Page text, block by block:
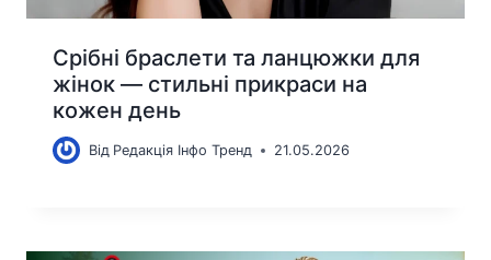
Срібні браслети та ланцюжки для
жінок — стильні прикраси на
кожен день
Від Редакція Інфо Тренд 21.05.2026